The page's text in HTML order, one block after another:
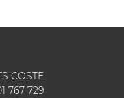
COSTE
767 729